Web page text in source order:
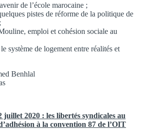
de l’école marocaine ;
pistes de réforme de la politique de
emploi et cohésion sociale au
système de logement entre réalités et
Benhlal
juillet 2020 : les libertés syndicales au
à la convention 87 de l’OIT